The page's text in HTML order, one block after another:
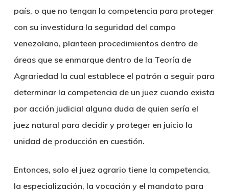
país, o que no tengan la competencia para proteger
con su investidura la seguridad del campo
venezolano, planteen procedimientos dentro de
áreas que se enmarque dentro de la Teoría de
Agrariedad la cual establece el patrón a seguir para
determinar la competencia de un juez cuando exista
por acción judicial alguna duda de quien sería el
juez natural para decidir y proteger en juicio la
unidad de producción en cuestión.
Entonces, solo el juez agrario tiene la competencia,
la especialización, la vocación y el mandato para